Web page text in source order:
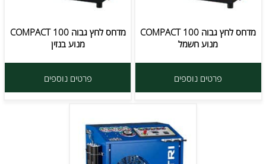
מדחס לחץ גבוה COMPACT 100
מנוע חשמל
פרטים נוספים
מדחס לחץ גבוה COMPACT 100
מנוע בנזין
פרטים נוספים